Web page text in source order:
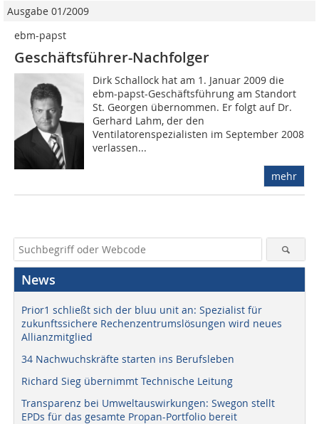
Ausgabe 01/2009
ebm-papst
Geschäftsführer-Nachfolger
Dirk Schallock hat am 1. Januar 2009 die
ebm-papst-Geschäftsführung am Standort
St. Georgen übernommen. Er folgt auf Dr.
Gerhard Lahm, der den
Ventilatorenspezialisten im September 2008
verlassen...
mehr
News
Prior1 schließt sich der bluu unit an: Spezialist für
zukunftssichere Rechenzentrumslösungen wird neues
Allianzmitglied
34 Nachwuchskräfte starten ins Berufsleben
Richard Sieg übernimmt Technische Leitung
Transparenz bei Umweltauswirkungen: Swegon stellt
EPDs für das gesamte Propan-Portfolio bereit